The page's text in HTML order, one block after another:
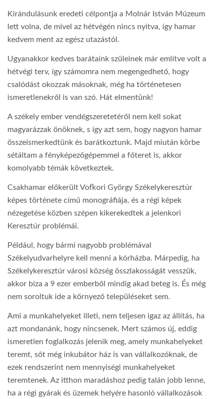
Kirándulásunk eredeti célpontja a Molnár István Múzeum
lett volna, de mivel az hétvégén nincs nyitva, így hamar
kedvem ment az egész utazástól.
Ugyanakkor kedves barátaink szüleinek már említve volt a
hétvégi terv, így számomra nem megengedhető, hogy
csalódást okozzak másoknak, még ha történetesen
ismeretlenekről is van szó. Hát elmentünk!
A székely ember vendégszeretetéről nem kell sokat
magyarázzak önöknek, s így azt sem, hogy nagyon hamar
összeismerkedtünk és barátkoztunk. Majd miután körbe
sétáltam a fényképezőgépemmel a főteret is, akkor
komolyabb témák következtek.
Csakhamar előkerült Vofkori György Székelykeresztúr
képes története című monográfiája, és a régi képek
nézegetése közben szépen kikerekedtek a jelenkori
Keresztúr problémái.
Például, hogy bármi nagyobb problémával
Székelyudvarhelyre kell menni a kórházba. Márpedig, ha
Székelykeresztúr városi község összlakosságát vesszük,
akkor biza a 9 ezer emberből mindig akad beteg is. És még
nem soroltuk ide a környező településeket sem.
Ami a munkahelyeket illeti, nem teljesen igaz az állítás, ha
azt mondanánk, hogy nincsenek. Mert számos új, eddig
ismeretlen foglalkozás jelenik meg, amely munkahelyeket
teremt, sőt még inkubátor ház is van vállalkozóknak, de
ezek rendszerint nem mennyiségi munkahelyeket
teremtenek. Az itthon maradáshoz pedig talán jobb lenne,
ha a régi gyárak és üzemek helyére hasonló vállalkozások